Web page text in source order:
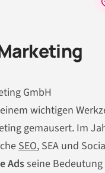
GmbH
wichtigen
gemausert. Im
SEO, SEA und
Adsseine